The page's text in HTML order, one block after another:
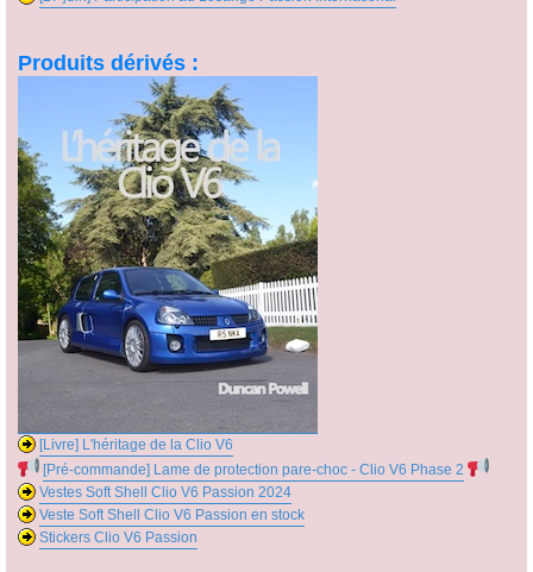
Produits dérivés :
[Livre] L'héritage de la Clio V6
[Pré-commande] Lame de protection pare-choc - Clio V6 Phase 2
Vestes Soft Shell Clio V6 Passion 2024
Veste Soft Shell Clio V6 Passion en stock
Stickers Clio V6 Passion